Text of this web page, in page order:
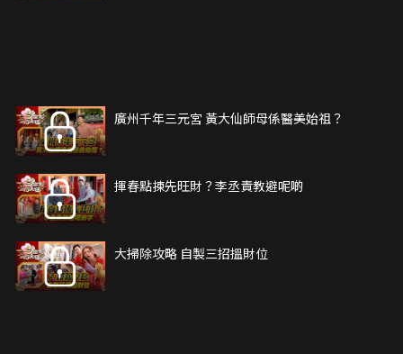
廣州千年三元宮 黃大仙師母係醫美始祖？
揮春點揀先旺財？李丞責教避呢啲
大掃除攻略 自製三招搵財位